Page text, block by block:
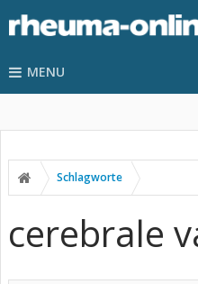
MENU
Schlagworte
cerebrale